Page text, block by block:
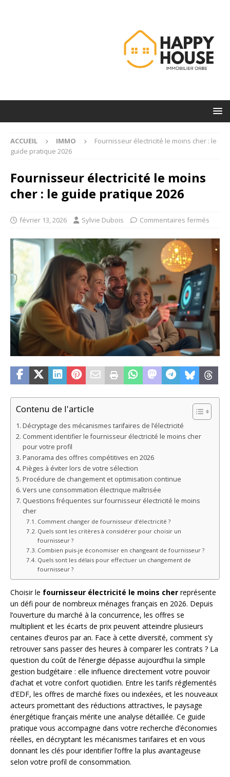
ACCUEIL IMMO
Fournisseur électricité le moins cher : le
guide pratique 2026
Fournisseur électricité le moins
cher : le guide pratique 2026
février 13, 2026 Sylvie Dubois Commentaires fermés
Contenu de l'article
Décryptage des mécanismes tarifaires de l’électricité
Comment identifier le fournisseur électricité le moins cher
pour votre profil
Panorama des offres compétitives en 2026
Pièges à éviter lors de votre sélection
Procédure de changement et optimisation continue
Vers une consommation électrique maîtrisée
Questions fréquentes sur fournisseur électricité le moins
cher
Comment changer de fournisseur d’électricité ?
Quels sont les critères à considérer pour choisir un
fournisseur ?
Combien puis-je économiser en changeant de fournisseur ?
Quels sont les délais pour effectuer un changement de
fournisseur ?
Choisir le fournisseur électricité le moins cher représente
un défi pour de nombreux ménages français en 2026. Depuis
l’ouverture du marché à la concurrence, les offres se
multiplient et les écarts de prix peuvent atteindre plusieurs
centaines d’euros par an. Face à cette diversité, comment s’y
retrouver sans passer des heures à comparer les contrats ? La
question du coût de l’énergie dépasse aujourd’hui la simple
gestion budgétaire : elle influence directement votre pouvoir
d’achat et votre confort quotidien. Entre les tarifs réglementés
d’EDF, les offres de marché fixes ou indexées, et les nouveaux
acteurs promettant des réductions attractives, le paysage
énergétique français mérite une analyse détaillée. Ce guide
pratique vous accompagne dans votre recherche d’économies
réelles, en décryptant les mécanismes tarifaires et en vous
donnant les clés pour identifier l’offre la plus avantageuse
selon votre profil de consommation.